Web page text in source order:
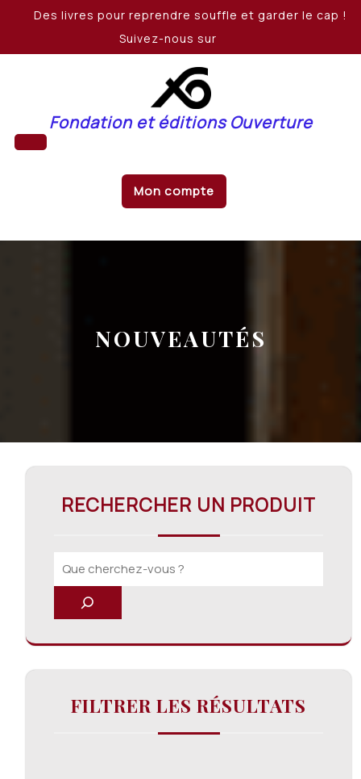
Des livres pour reprendre souffle et garder le cap !
Suivez-nous sur
Fondation et éditions Ouverture
Mon compte
NOUVEAUTÉS
RECHERCHER UN PRODUIT
FILTRER LES RÉSULTATS